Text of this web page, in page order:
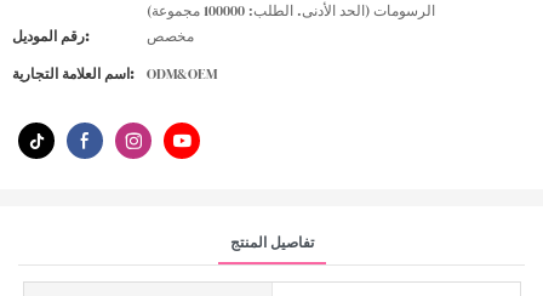
الرسومات (الحد الأدنى. الطلب: 100000 مجموعة)
رقم الموديل:
مخصص
اسم العلامة التجارية:
ODM&OEM
تفاصيل المنتج